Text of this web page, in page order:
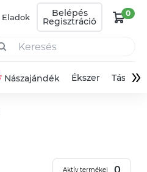
Eladok Belépés
Regisztráció
0
Nászajándék Ékszer Táska»
Aktív termékei